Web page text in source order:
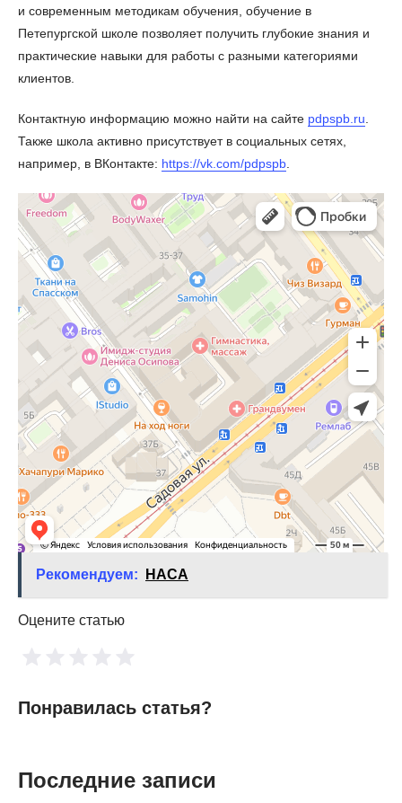
и современным методикам обучения, обучение в
Петепургской школе позволяет получить глубокие знания и
практические навыки для работы с разными категориями
клиентов.
Контактную информацию можно найти на сайте pdpspb.ru
Также школа активно присутствует в социальных сетях,
например, в ВКонтакте: https://vk.com/pdpspb
Рекомендуем: НАСА
Оцените статью
Понравилась статья?
Последние записи